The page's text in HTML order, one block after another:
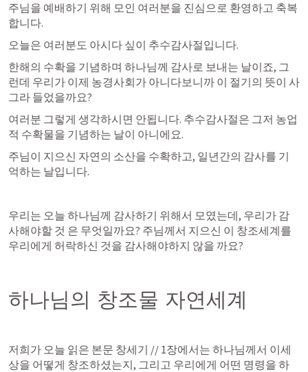
주님을 예배하기 위해 모인 여러분을 진심으로 환영하고 축복
합니다.
오늘은 여러분도 아시다 싶이 추수감사절입니다.
한해의 수확을 기념하며 하나님께 감사로 보내는 날이죠, 그
런데 우리가 이제 농경사회가 아니다보니까 이 절기의 뜻이 사
그라 들었을까요?
여러분 그렇게 생각하시면 안됩니다. 추수감사절은 그저 농업
적 수확물을 기념하는 날이 아니에요.
주님이 지으신 자연의 소산을 수확하고, 일년간의 감사를 기
억하는 날입니다.
우리는 오늘 하나님께 감사하기 위해서 모였는데, 우리가 감
사해야할 것 은 무엇일까요? 주님께서 지으신 이 창조세계를
우리에게 허락하신 것을 감사해야하지 않을 까요?
하나님의 창조물 자연세계
저희가 오늘 읽은 본문 창세기 // 1장에서는 하나님께서 이세
상을 어떻게 창조하셨는지, 그리고 우리에게 어떤 명령을 하